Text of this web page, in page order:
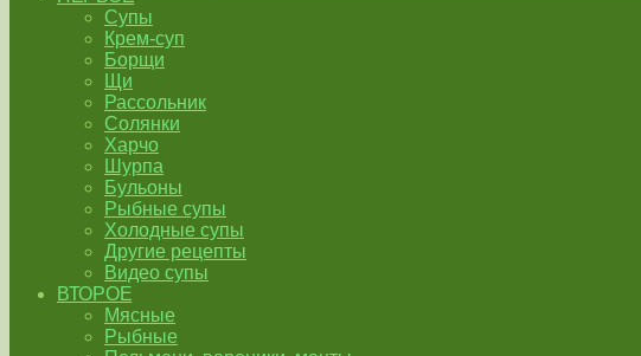
Супы
Крем-суп
Борщи
Щи
Рассольник
Солянки
Харчо
Шурпа
Бульоны
Рыбные супы
Холодные супы
Другие рецепты
Видео супы
ВТОРОЕ
Мясные
Рыбные